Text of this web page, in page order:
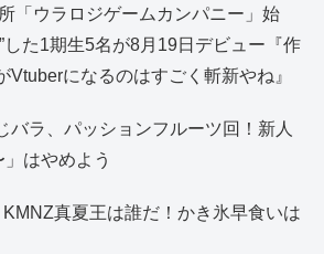
「ウラロジゲームカンパニー」始
した1期生5名が8月19日デビュー『作
Vtuberになるのはすごく斬新やね』
バラ、パッションフルーツ回！新人
はやめよう
KMNZ真夏王は誰だ！かき氷早食いは